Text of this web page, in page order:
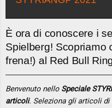
È ora di conoscere i
Spielberg! Scopriamo
frena!) al Red Bull
Benvenuto nello Speciale
articoli. Seleziona gli articoli